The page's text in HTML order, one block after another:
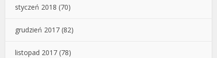
styczeń 2018 (70)
grudzień 2017 (82)
listopad 2017 (78)